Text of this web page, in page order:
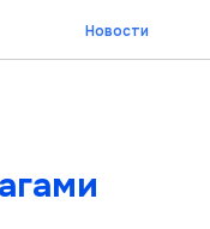
Новости